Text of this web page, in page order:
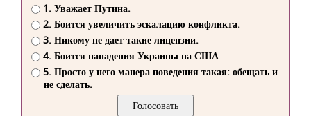
1. Уважает Путина.
2. Боится увеличить эскалацию конфликта.
3. Никому не дает такие лицензии.
4. Боится нападения Украины на США
5. Просто у него манера поведения такая: обещать и
не сделать.